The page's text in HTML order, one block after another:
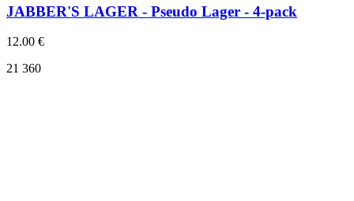
JABBER'S LAGER - Pseudo Lager - 4-pack
12.00 €
21 360